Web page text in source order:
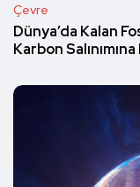
Çevre
Dünya’da Kalan
Karbon